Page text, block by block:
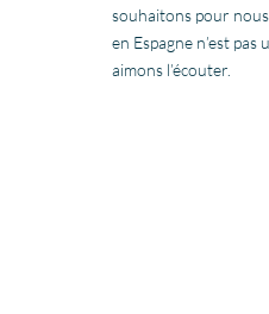
souhaitons pour
en Espagne n’est
aimons l’écouter.